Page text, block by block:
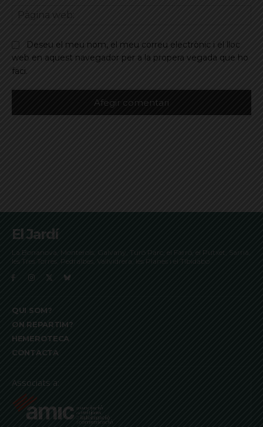
Deseu el meu nom, el meu correu electrònic i el lloc
web en aquest navegador per a la propera vegada que ho
faci.
El Jardí
La Bonanova, Monterols, Galvany, Turó Parc, el Farró, el Putxet, Sarrià,
les Tres Torres, Pedralbes, Vallvidrera, les Planes i el Tibidabo
QUI SOM?
ON REPARTIM?
HEMEROTECA
CONTACTA
Associats a: